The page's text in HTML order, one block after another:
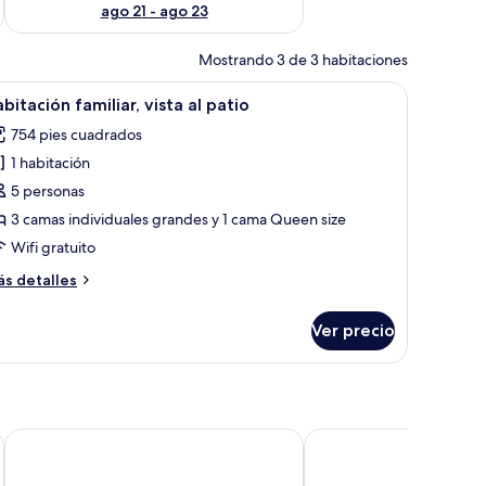
ago 21 - ago 23
Mostrando 3 de 3 habitaciones
persianas.
una cama con almohadas, una mesa con dos sillas y una ventana con
Habitación de hotel con pared de ladrillo,
1 familiar, vista al patio
754 pies cuadrados
1 habitación
5 personas
3 camas individuales grandes y 1 cama Queen size
Wifi gratuito
detalles
Ver precio
MOTEL ST ARNAUD St Arnaud Caravan Park